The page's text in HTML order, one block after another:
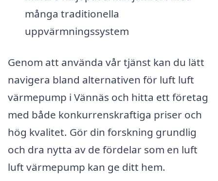
många traditionella
uppvärmningssystem
Genom att använda vår tjänst kan du lätt
navigera bland alternativen för luft luft
värmepump i Vännäs och hitta ett företag
med både konkurrenskraftiga priser och
hög kvalitet. Gör din forskning grundlig
och dra nytta av de fördelar som en luft
luft värmepump kan ge ditt hem.